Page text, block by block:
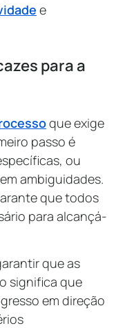
e
para a
que exige
passo é
ou
ambiguidades.
que todos
para alcançá-
que as
significa que
em direção